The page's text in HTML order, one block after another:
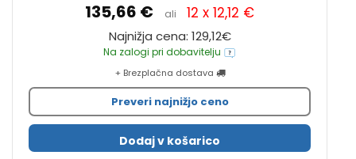
135,66 € ali 12 x 12,12 €
Najnižja cena: 129,12€
Na zalogi pri dobavitelju
+ Brezplačna dostava
Preveri najnižjo ceno
Dodaj v košarico